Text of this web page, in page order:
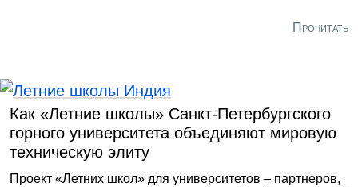
Прочитать
Как «Летние школы» Санкт-Петербургского
горного университета объединяют мировую
техническую элиту
Проект «Летних школ» для университетов – партнеров,